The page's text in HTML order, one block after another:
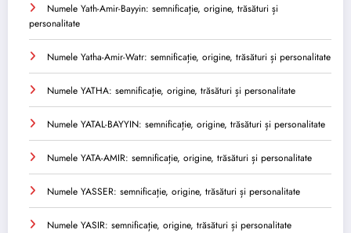
Numele Yath-Amir-Bayyin: semnificație, origine, trăsături și
personalitate
Numele Yatha-Amir-Watr: semnificație, origine, trăsături și personalitate
Numele YATHA: semnificație, origine, trăsături și personalitate
Numele YATAL-BAYYIN: semnificație, origine, trăsături și personalitate
Numele YATA-AMIR: semnificație, origine, trăsături și personalitate
Numele YASSER: semnificație, origine, trăsături și personalitate
Numele YASIR: semnificație, origine, trăsături și personalitate